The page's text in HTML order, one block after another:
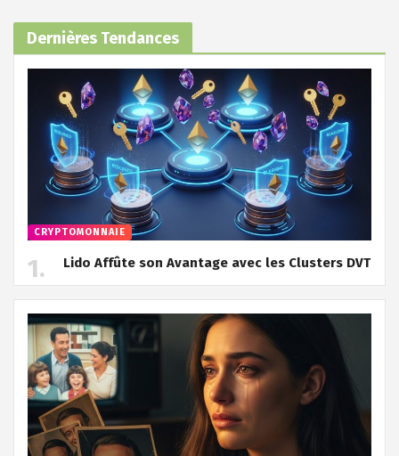
Dernières Tendances
CRYPTOMONNAIE
Lido Affûte son Avantage avec les Clusters DVT